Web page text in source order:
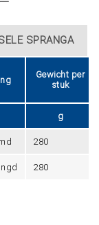
SPRANGA
Gewicht per
stuk
g
280
280